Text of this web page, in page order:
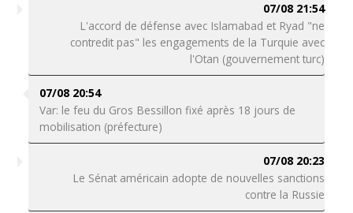
07/08 21:54
L'accord de défense avec Islamabad et Ryad "ne
contredit pas" les engagements de la Turquie avec
l'Otan (gouvernement turc)
07/08 20:54
Var: le feu du Gros Bessillon fixé après 18 jours de
mobilisation (préfecture)
07/08 20:23
Le Sénat américain adopte de nouvelles sanctions
contre la Russie